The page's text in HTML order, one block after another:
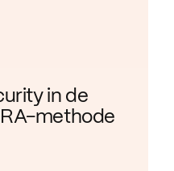
in de
methode